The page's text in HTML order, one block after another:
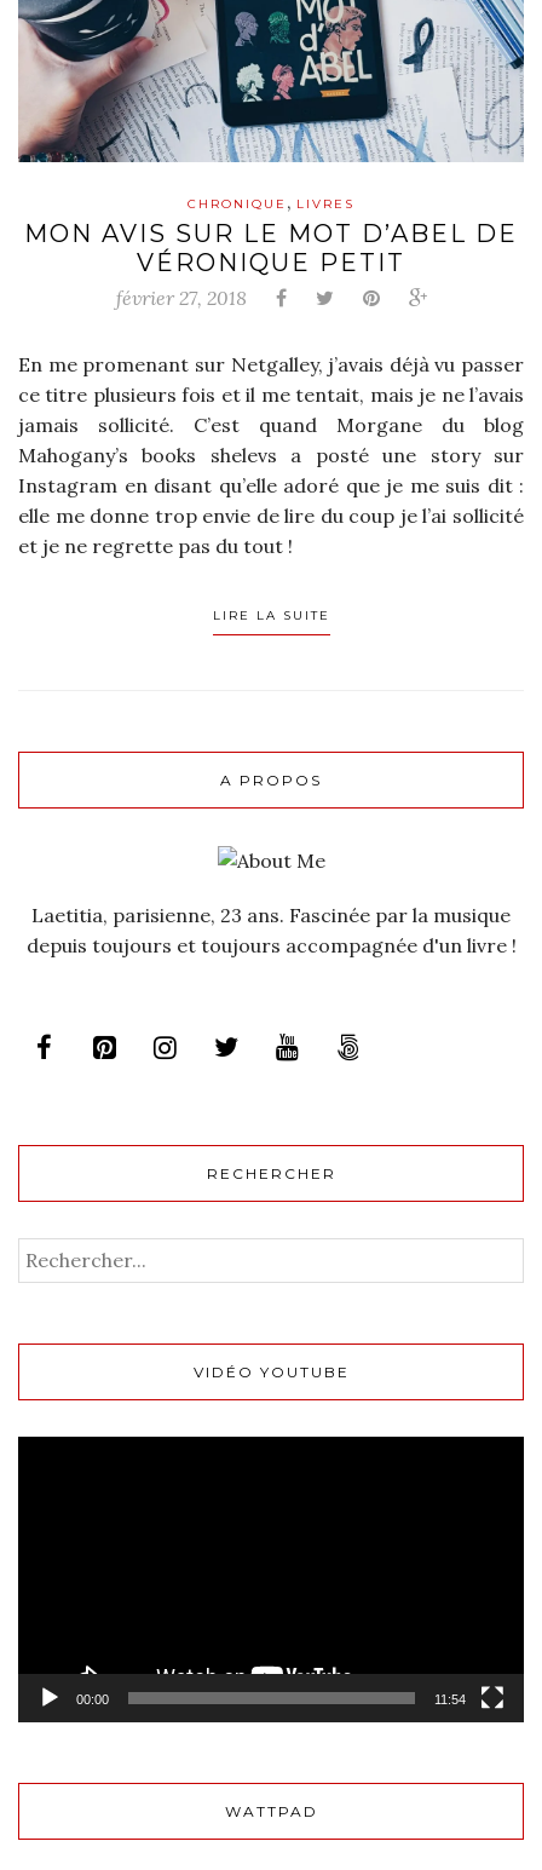
CHRONIQUE , LIVRES
MON AVIS SUR LE MOT D’ABEL DE
VÉRONIQUE PETIT
février 27, 2018
En me promenant sur Netgalley, j’avais déjà vu passer
ce titre plusieurs fois et il me tentait, mais je ne l’avais
jamais sollicité. C’est quand Morgane du blog
Mahogany’s books shelevs a posté une story sur
Instagram en disant qu’elle adoré que je me suis dit :
elle me donne trop envie de lire du coup je l’ai sollicité
et je ne regrette pas du tout !
LIRE LA SUITE
A PROPOS
Laetitia, parisienne, 23 ans. Fascinée par la musique
depuis toujours et toujours accompagnée d'un livre !
RECHERCHER
VIDÉO YOUTUBE
00:00 11:54
WATTPAD